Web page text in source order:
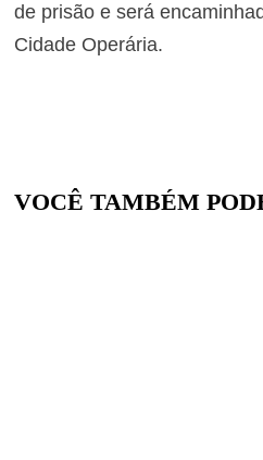
de prisão e será
Cidade Operária.
VOCÊ TAMBÉM